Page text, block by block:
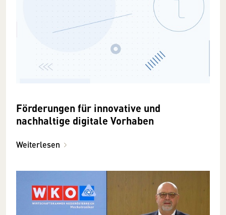
Förderungen für innovative und
nachhaltige digitale Vorhaben
Weiterlesen